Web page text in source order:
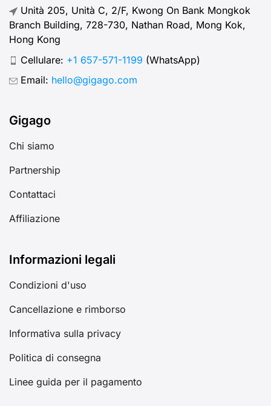
Unità 205, Unità C, 2/F, Kwong On Bank Mongkok
Branch Building, 728-730, Nathan Road, Mong Kok,
Hong Kong
Cellulare: +1 657-571-1199 (WhatsApp)
Email: hello@gigago.com
Gigago
Chi siamo
Partnership
Contattaci
Affiliazione
Informazioni legali
Condizioni d'uso
Cancellazione e rimborso
Informativa sulla privacy
Politica di consegna
Linee guida per il pagamento